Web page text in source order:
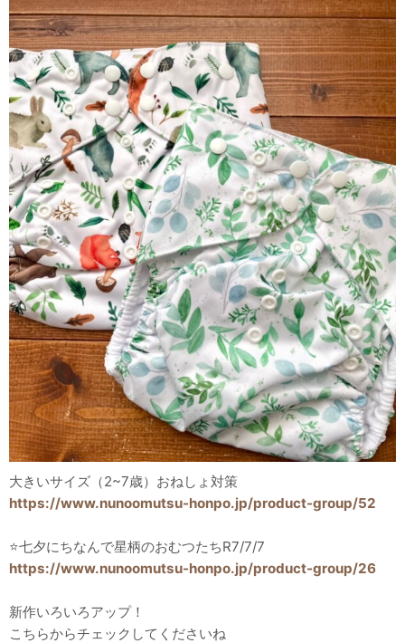
大きいサイズ（2~7歳）おねしょ対策
https://www.nunoomutsu-honpo.jp/product-group/52
⭐️七夕にちなんで星柄のおむつたちR7/7/7
https://www.nunoomutsu-honpo.jp/product-group/26
新作いろいろアップ！
こちらからチェックしてくださいね